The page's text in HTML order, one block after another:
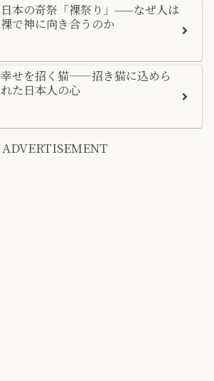
日本の奇祭「裸祭り」——なぜ人は
裸で神に向き合うのか
幸せを招く猫――招き猫に込めら
れた日本人の心
ADVERTISEMENT